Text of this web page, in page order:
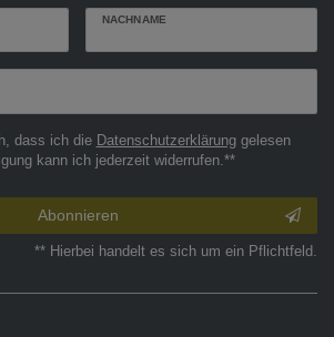
NACHNAME
dass ich die Daten­schutz­erklärunggelesen
kann ich jederzeit widerrufen.**
Abonnieren
** Hierbei handelt es sich um ein Pflichtfeld.